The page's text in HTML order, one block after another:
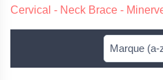
Cervical - Neck Brace -